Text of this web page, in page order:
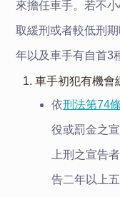
來擔任車手。若不
取緩刑或者較低刑
年以及車手有自首3
1. 車手初犯有機會
依刑法第74條
役或罰金之
上刑之宣告
告二年以上